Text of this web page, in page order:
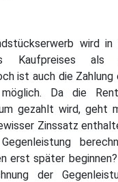
wird
Kaufpreises als
ist auch die Zahlung
möglich. Da die
gezahlt wird, geht
Zinssatz
erst später
der